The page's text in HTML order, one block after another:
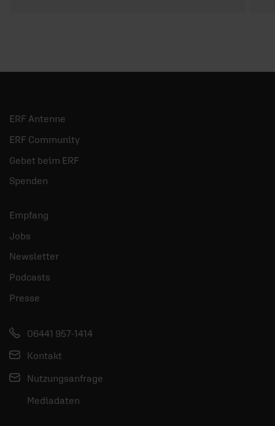
ERF Antenne
ERF Community
Gebet beim ERF
Spenden
Empfang
Jobs
Newsletter
Podcasts
Presse
06441 957-1414
Kontakt
Nutzungsanfrage
Mediadaten